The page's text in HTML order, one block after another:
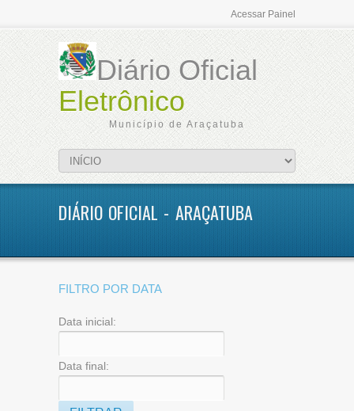
Acessar Painel
Diário Oficial
Eletrônico
Município de Araçatuba
DIÁRIO OFICIAL - ARAÇATUBA
FILTRO POR DATA
Data inicial:
Data final: